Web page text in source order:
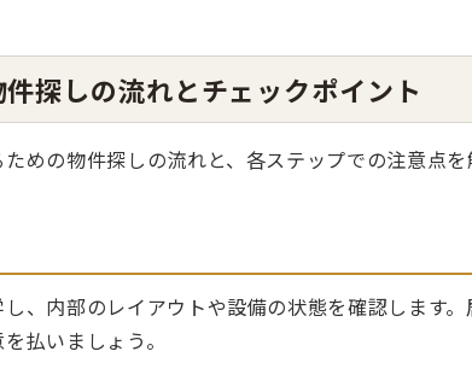
探しの流れとチェックポイント
めの物件探しの流れと、各ステップでの注意点を
、内部のレイアウトや設備の状態を確認します
払いましょう。